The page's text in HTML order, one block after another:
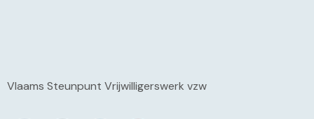
Vlaams Steunpunt Vrijwilligerswerk vzw